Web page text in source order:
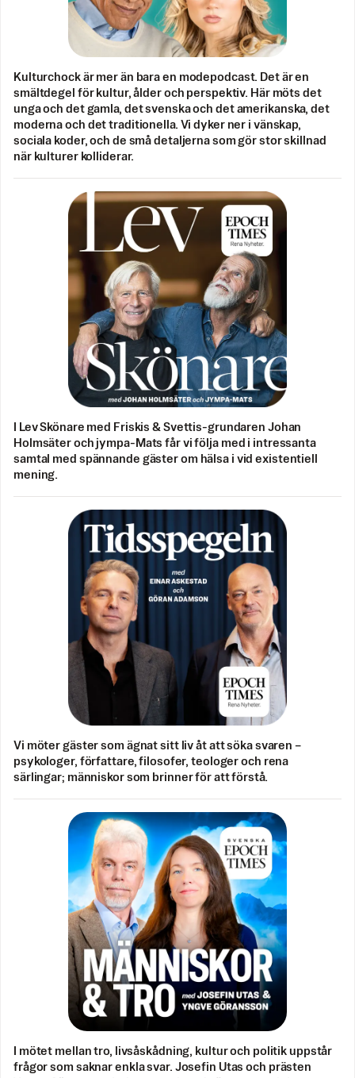
Kulturchock är mer än bara en modepodcast. Det är en
smältdegel för kultur, ålder och perspektiv. Här möts det
unga och det gamla, det svenska och det amerikanska, det
moderna och det traditionella. Vi dyker ner i vänskap,
sociala koder, och de små detaljerna som gör stor skillnad
när kulturer kolliderar.
I Lev Skönare med Friskis & Svettis-grundaren Johan
Holmsäter och jympa-Mats får vi följa med i intressanta
samtal med spännande gäster om hälsa i vid existentiell
mening.
Vi möter gäster som ägnat sitt liv åt att söka svaren –
psykologer, författare, filosofer, teologer och rena
särlingar; människor som brinner för att förstå.
I mötet mellan tro, livsåskådning, kultur och politik uppstår
frågor som saknar enkla svar. Josefin Utas och prästen